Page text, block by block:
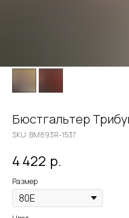
Бюстгальтер
SKU: BM893R-1537
4 422 р.
Размер